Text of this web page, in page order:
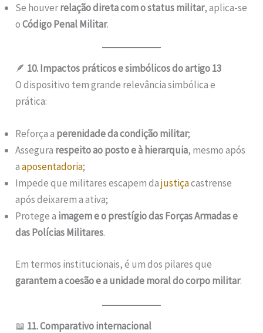
Se houverrelação direta com o status militar, aplica-se
oCódigo Penal Militar.
🪶 10. Impactos práticos e simbólicos do artigo 13
O dispositivo tem grande relevância simbólica e
prática:
Reforça a perenidade da condição militar;
Assegura respeito ao posto e à hierarquia, mesmo após
aaposentadoria;
Impede que militares escapem dajustiçacastrense
após deixarem a ativa;
Protege a imagem e o prestígio das Forças Armadas e
das Polícias Militares.
Em termos institucionais, é um dos pilares que
garantem a coesão e a unidade moral do corpo militar.
📖 11. Comparativo internacional